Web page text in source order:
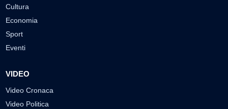
Cultura
Economia
Sport
Eventi
VIDEO
Video Cronaca
Video Politica